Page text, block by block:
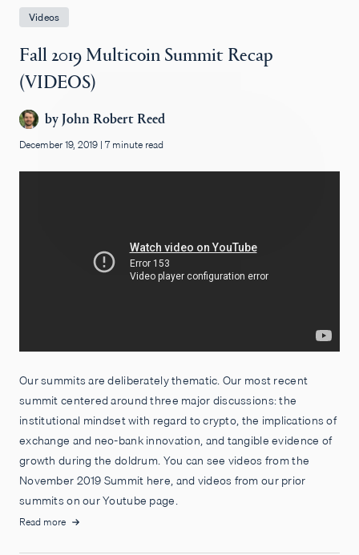
Videos
Fall 2019 Multicoin Summit Recap
(VIDEOS)
byJohn Robert Reed
December 19, 2019 | 7 minute read
Our summits are deliberately thematic. Our most recent
summit centered around three major discussions: the
institutional mindset with regard to crypto, the implications of
exchange and neo-bank innovation, and tangible evidence of
growth during the doldrum. You can see videos from the
November 2019 Summit here, and videos from our prior
summits on our Youtube page.
Read more